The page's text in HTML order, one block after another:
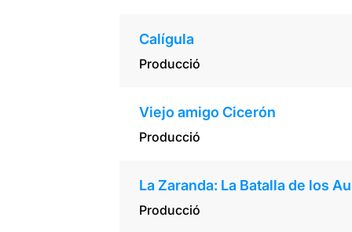
Calígula
Producció
Viejo amigo Cicerón
Producció
La Zaranda: La Batalla de los
Producció